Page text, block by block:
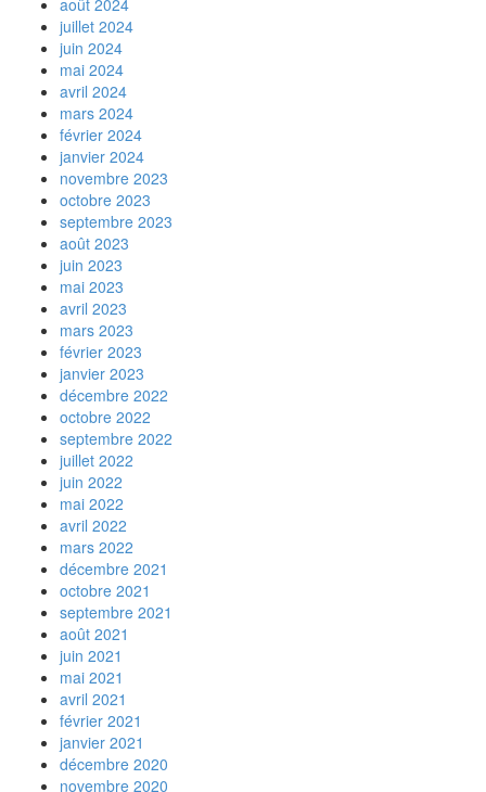
août 2024
juillet 2024
juin 2024
mai 2024
avril 2024
mars 2024
février 2024
janvier 2024
novembre 2023
octobre 2023
septembre 2023
août 2023
juin 2023
mai 2023
avril 2023
mars 2023
février 2023
janvier 2023
décembre 2022
octobre 2022
septembre 2022
juillet 2022
juin 2022
mai 2022
avril 2022
mars 2022
décembre 2021
octobre 2021
septembre 2021
août 2021
juin 2021
mai 2021
avril 2021
février 2021
janvier 2021
décembre 2020
novembre 2020